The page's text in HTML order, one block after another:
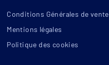
Conditions Générales de vente
Mentions légales
Politique des cookies